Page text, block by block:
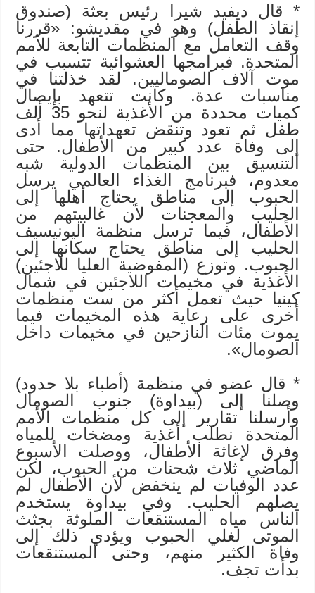
* قال ديفيد شيرا رئيس بعثة (صندوق
إنقاذ الطفل) وهو في مقديشو: «قررنا
وقف التعامل مع المنظمات التابعة للأمم
المتحدة. فبرامجها العشوائية تتسبب في
موت آلاف الصوماليين. لقد خذلتنا في
مناسبات عدة. وكانت تتعهد بإيصال
كميات محددة من الأغذية لنحو 35 ألف
طفل ثم تعود وتنقض تعهداتها مما أدى
إلى وفاة عدد كبير من الأطفال. حتى
التنسيق بين المنظمات الدولية شبه
معدوم، فبرنامج الغذاء العالمي يرسل
الحبوب إلى مناطق يحتاج أهلها إلى
الحليب والمعجنات لأن غالبيتهم من
الأطفال، فيما ترسل منظمة اليونيسيف
الحليب إلى مناطق يحتاج سكانها إلى
الحبوب. وتوزع (المفوضية العليا للاجئين)
الأغذية في مخيمات اللاجئين في شمال
كينيا حيث تعمل أكثر من ست منظمات
أخرى على رعاية هذه المخيمات فيما
يموت مئات النازحين في مخيمات داخل
الصومال».
* قال عضو في منظمة (أطباء بلا حدود)
وصلنا إلى (بيداوة) جنوب الصومال
وأرسلنا تقارير إلى كل منظمات الأمم
المتحدة نطلب أغذية ومضخات للمياه
وفرق لإغاثة الأطفال، ووصلت الأسبوع
الماضي ثلاث شحنات من الحبوب، لكن
عدد الوفيات لم ينخفض لأن الأطفال لم
يصلهم الحليب. وفي بيداوة يستخدم
الناس مياه المستنقعات الملوثة بجثث
الموتى لغلي الحبوب ويؤدي ذلك إلى
وفاة الكثير منهم، وحتى المستنقعات
بدأت تجف.